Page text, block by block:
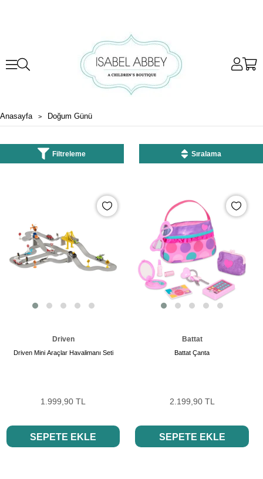
Anasayfa Doğum Günü
Filtreleme Sıralama
Driven
Driven Mini Araçlar Havalimanı Seti
1.999,90 TL
SEPETE EKLE
Battat
Battat Çanta
2.199,90 TL
SEPETE EKLE